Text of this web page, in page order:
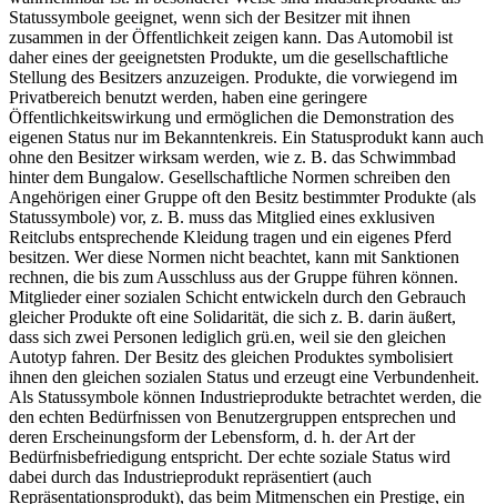
Statussymbole geeignet, wenn sich der Besitzer mit ihnen
zusammen in der Öffentlichkeit zeigen kann. Das Automobil ist
daher eines der geeignetsten Produkte, um die gesellschaftliche
Stellung des Besitzers anzuzeigen. Produkte, die vorwiegend im
Privatbereich benutzt werden, haben eine geringere
Öffentlichkeitswirkung und ermöglichen die Demonstration des
eigenen Status nur im Bekanntenkreis. Ein Statusprodukt kann auch
ohne den Besitzer wirksam werden, wie z. B. das Schwimmbad
hinter dem Bungalow. Gesellschaftliche Normen schreiben den
Angehörigen einer Gruppe oft den Besitz bestimmter Produkte (als
Statussymbole) vor, z. B. muss das Mitglied eines exklusiven
Reitclubs entsprechende Kleidung tragen und ein eigenes Pferd
besitzen. Wer diese Normen nicht beachtet, kann mit Sanktionen
rechnen, die bis zum Ausschluss aus der Gruppe führen können.
Mitglieder einer sozialen Schicht entwickeln durch den Gebrauch
gleicher Produkte oft eine Solidarität, die sich z. B. darin äußert,
dass sich zwei Personen lediglich grü.en, weil sie den gleichen
Autotyp fahren. Der Besitz des gleichen Produktes symbolisiert
ihnen den gleichen sozialen Status und erzeugt eine Verbundenheit.
Als Statussymbole können Industrieprodukte betrachtet werden, die
den echten Bedürfnissen von Benutzergruppen entsprechen und
deren Erscheinungsform der Lebensform, d. h. der Art der
Bedürfnisbefriedigung entspricht. Der echte soziale Status wird
dabei durch das Industrieprodukt repräsentiert (auch
Repräsentationsprodukt), das beim Mitmenschen ein Prestige, ein